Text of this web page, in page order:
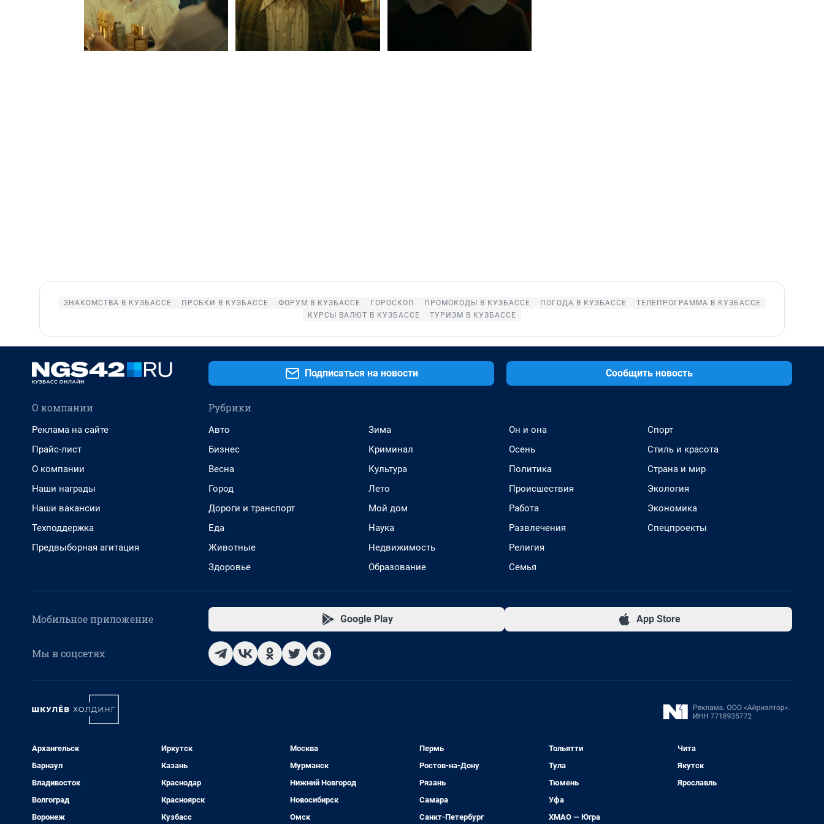
ЗНАКОМСТВА В КУЗБАССЕ ПРОБКИ В КУЗБАССЕ ФОРУМ В КУЗБАССЕ ГОРОСКОП ПРОМОКОДЫ В КУЗБАССЕ ПОГОДА В КУЗБАССЕ
ТЕЛЕПРОГРАММА В КУЗБАССЕ
КУРСЫ ВАЛЮТ В КУЗБАССЕ
ТУРИЗМ В КУЗБАССЕ
Подписаться на новости Сообщить новость
О компании
Реклама на сайте
Прайс-лист
О компании
Наши награды
Наши вакансии
Техподдержка
Предвыборная агитация
Рубрики
Авто
Бизнес
Весна
Город
Дороги и транспорт
Еда
Животные
Здоровье
Зима
Криминал
Культура
Лето
Мой дом
Наука
Недвижимость
Образование
Он и она
Осень
Политика
Происшествия
Работа
Развлечения
Религия
Семья
Спорт
Стиль и красота
Страна и мир
Экология
Экономика
Спецпроекты
Мобильное приложение Google Play App Store
Мы в соцсетях
Архангельск
Барнаул
Владивосток
Волгоград
Воронеж
Иркутск
Казань
Краснодар
Красноярск
Кузбасс
Москва
Мурманск
Нижний Новгород
Новосибирск
Омск
Пермь
Ростов-на-Дону
Рязань
Самара
Санкт-Петербург
Тольятти
Тула
Тюмень
Уфа
ХМАО — Югра
Чита
Якутск
Ярославль